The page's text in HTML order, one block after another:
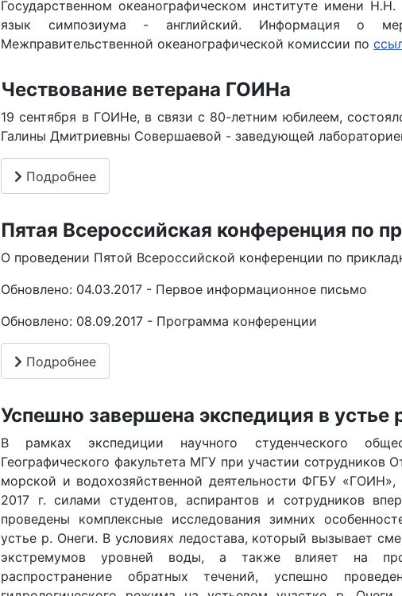
Государственном океанографическом институте имени
язык симпозиума - английский. Информация о
Межправительственной океанографической комиссии по
Чествование ветерана ГОИНа
19 сентября в ГОИНе, в связи с 80-летним юбилеем,
Галины Дмитриевны Совершаевой - заведующей
Подробнее
Пятая Всероссийская конференция по
О проведении Пятой Всероссийской конференции по
Обновлено: 04.03.2017 - Первое информационное письмо
Обновлено: 08.09.2017 - Программа конференции
Подробнее
Успешно завершена экспедиция в устье
В рамках экспедиции научного студенческого
Географического факультета МГУ при участии сотрудников
морской и водохозяйственной деятельности ФГБУ
2017 г. силами студентов, аспирантов и сотрудников
проведены комплексные исследования зимних
устье р. Онеги. В условиях ледостава, который вызывает
экстремумов уровней воды, а также влияет на
распространение обратных течений, успешно